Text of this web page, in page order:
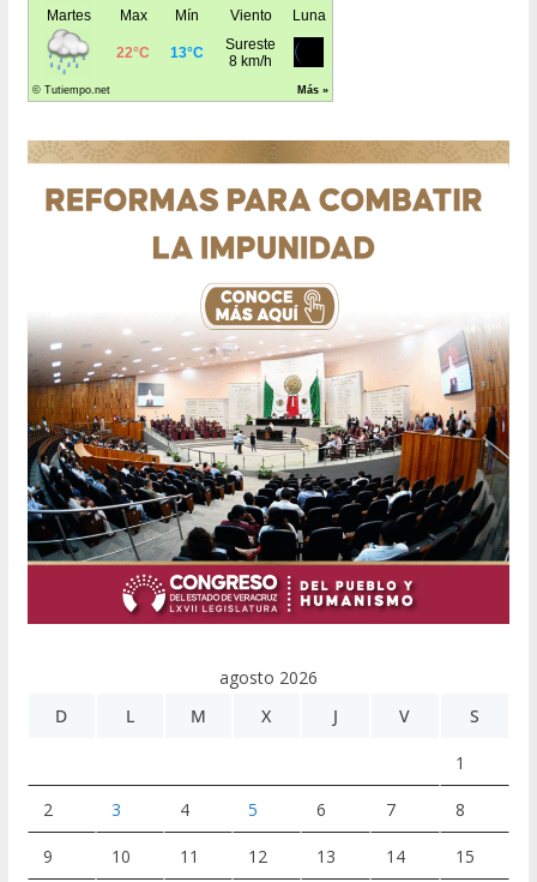
agosto 2026
D
L M X J V S
1
2 3 4 5 6 7 8
9 10 11 12 13 14 15